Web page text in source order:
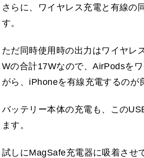
さらに、ワイヤレス充電と有線の
す。
ただ同時使用時の出力はワイヤレ
Wの合計17Wなので、AirPodsを
がら、iPhoneを有線充電するのが
バッテリー本体の充電も、この
ます。
試しにMagSafe充電器に吸着させ